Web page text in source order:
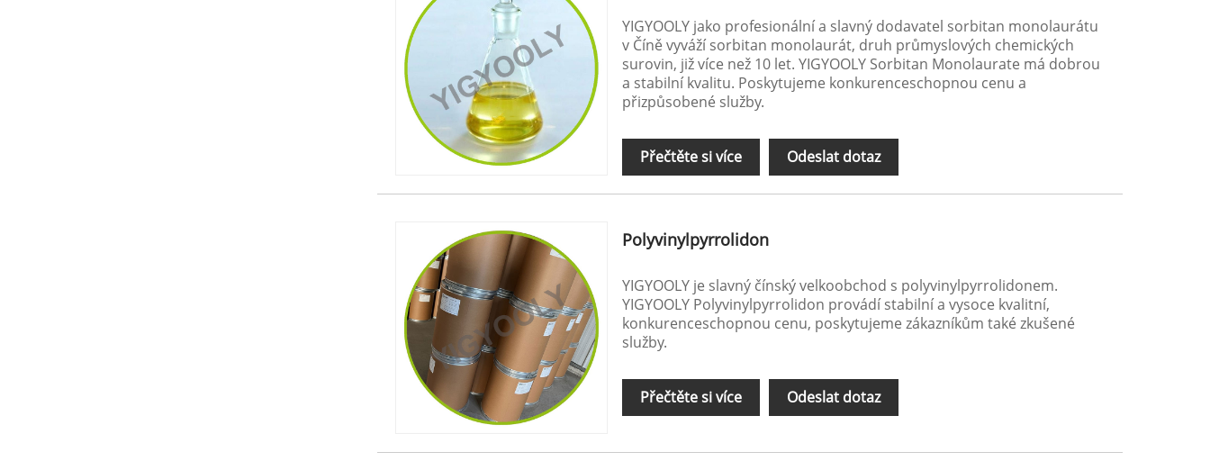
YIGYOOLY jako profesionální a slavný dodavatel sorbitan monolaurátu
v Číně vyváží sorbitan monolaurát, druh průmyslových chemických
surovin, již více než 10 let. YIGYOOLY Sorbitan Monolaurate má dobrou
a stabilní kvalitu. Poskytujeme konkurenceschopnou cenu a
přizpůsobené služby.
Přečtěte si více Odeslat dotaz
Polyvinylpyrrolidon
YIGYOOLY je slavný čínský velkoobchod s polyvinylpyrrolidonem.
YIGYOOLY Polyvinylpyrrolidon provádí stabilní a vysoce kvalitní,
konkurenceschopnou cenu, poskytujeme zákazníkům také zkušené
služby.
Přečtěte si více Odeslat dotaz